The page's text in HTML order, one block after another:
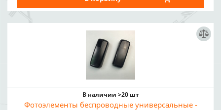
В наличии >20 шт
Фотоэлементы беспроводные универсальные -